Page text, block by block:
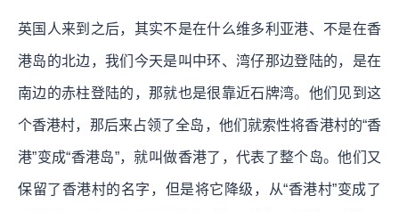
英国人来到之后，其实不是在什么维多利亚港、不是在香
港岛的北边，我们今天是叫中环、湾仔那边登陆的，是在
南边的赤柱登陆的，那就也是很靠近石牌湾。他们见到这
个香港村，那后来占领了全岛，他们就索性将香港村的“香
港”变成“香港岛”，就叫做香港了，代表了整个岛。他们又
保留了香港村的名字，但是将它降级，从“香港村”变成了